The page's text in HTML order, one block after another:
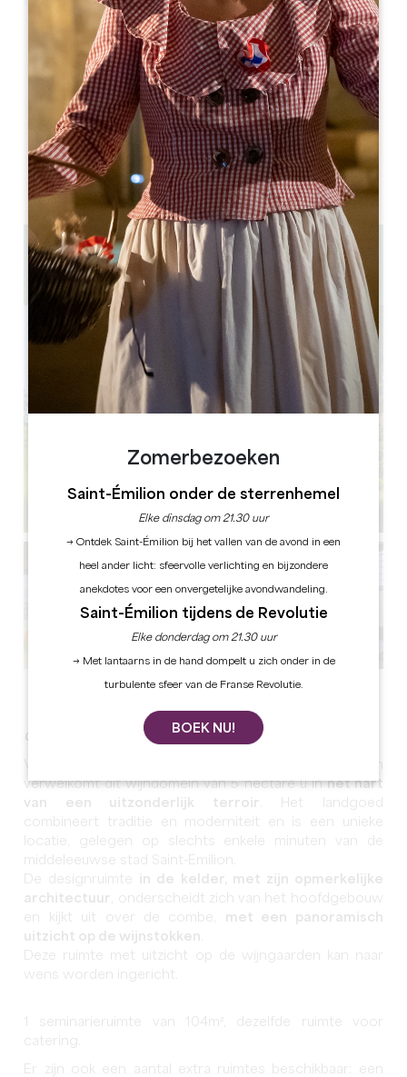
Alle foto's bekijken
Organiseer je evenement boven de wijnranken!
Voor uw privé- en professionele evenementen
verwelkomt dit wijndomein van 5 hectare u inhet hart
van een uitzonderlijk terroir . Het landgoed
combineert traditie en moderniteit en is een unieke
locatie, gelegen op slechts enkele minuten van de
middeleeuwse stad Saint-Emilion.
De designruimte
in de kelder, met zijn opmerkelijke
architectuur , onderscheidt zich van het hoofdgebouw
en kijkt uit over de combe, met een panoramisch
uitzicht op de wijnstokken
Deze ruimte met uitzicht op de wijngaarden kan naar
wens worden ingericht.
1 seminarieruimte van 104m², dezelfde ruimte voor
catering.
Er zijn ook een aantal extra ruimtes beschikbaar: een
Cabernet Sauvignon
Saint-Laurent-des-Combes
33330 Saint-Laurent-des-Combes
05 57 55 28 20
Neem contact met ons op
Capaciteit U-vormige kamer : 20
Theatercapaciteit : 80
2.9 km
GPS-code kopiëren
Zomerbezoeken
Saint-Émilion onder de sterrenhemel
Elke dinsdag om 21.30 uur
→ Ontdek Saint-Émilion bij het vallen van de avond in een
heel ander licht: sfeervolle verlichting en bijzondere
anekdotes voor een onvergetelijke avondwandeling.
Saint-Émilion tijdens de Revolutie
Elke donderdag om 21.30 uur
→ Met lantaarns in de hand dompelt u zich onder in de
turbulente sfeer van de Franse Revolutie.
BOEK NU!